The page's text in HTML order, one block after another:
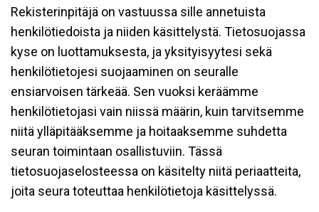
Rekisterinpitäjä on vastuussa sille annetuista
henkilötiedoista ja niiden käsittelystä. Tietosuojassa
kyse on luottamuksesta, ja yksityisyytesi sekä
henkilötietojesi suojaaminen on seuralle
ensiarvoisen tärkeää. Sen vuoksi keräämme
henkilötietojasi vain niissä määrin, kuin tarvitsemme
niitä ylläpitääksemme ja hoitaaksemme suhdetta
seuran toimintaan osallistuviin. Tässä
tietosuojaselosteessa on käsitelty niitä periaatteita,
joita seura toteuttaa henkilötietoja käsittelyssä.